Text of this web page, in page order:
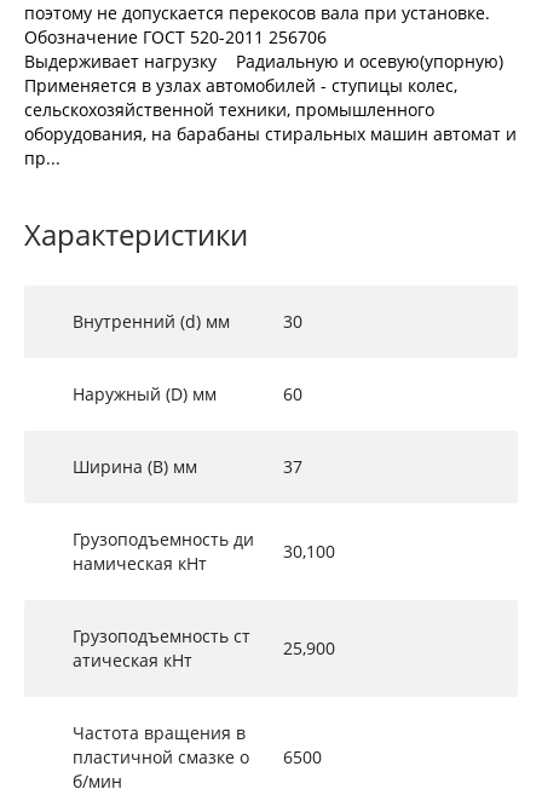
поэтому не допускается перекосов вала при установке.
Обозначение ГОСТ 520-2011 256706
Выдерживает нагрузку Радиальную и осевую(упорную)
Применяется в узлах автомобилей - ступицы колес,
сельскохозяйственной техники, промышленного
оборудования, на барабаны стиральных машин автомат и
пр...
Характеристики
Внутренний (d) мм 30
Наружный (D) мм 60
Ширина (B) мм 37
Грузоподъемность ди
намическая кНт
30,100
Грузоподъемность ст
атическая кНт
25,900
Частота вращения в
пластичной смазке о
б/мин
6500